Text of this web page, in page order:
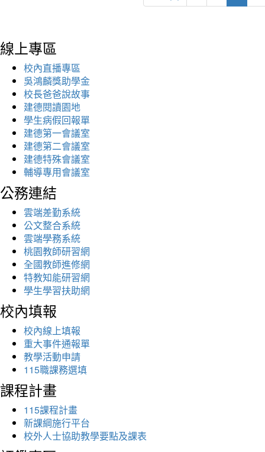
線上專區
校內直播專區
吳鴻麟獎助學金
校長爸爸說故事
建德閱讀園地
學生病假回報單
建德第一會議室
建德第二會議室
建德特殊會議室
輔導專用會議室
公務連結
雲端差勤系統
公文整合系統
雲端學務系統
桃園教師研習網
全國教師進修網
特教知能研習網
學生學習扶助網
校內填報
校內線上填報
重大事件通報單
教學活動申請
115職課務選填
課程計畫
115課程計畫
新課綱施行平台
校外人士協助教學要點及課表